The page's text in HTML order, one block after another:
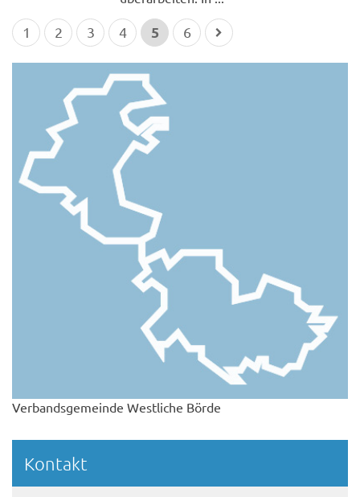
1 2 3 4 5 6
Verbandsgemeinde Westliche Börde
Kontakt